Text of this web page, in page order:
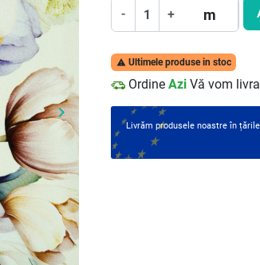
Următor
keyboard_arrow_right
- + m
 Ultimele produse in stoc
Ordine Azi Vă vom
Livrăm produsele noastre în